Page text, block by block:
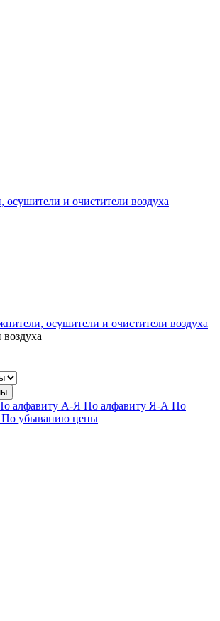
осушители и очистители воздуха
осушители и очистители воздуха
алфавиту А-Я По алфавиту Я-А По
По убыванию цены